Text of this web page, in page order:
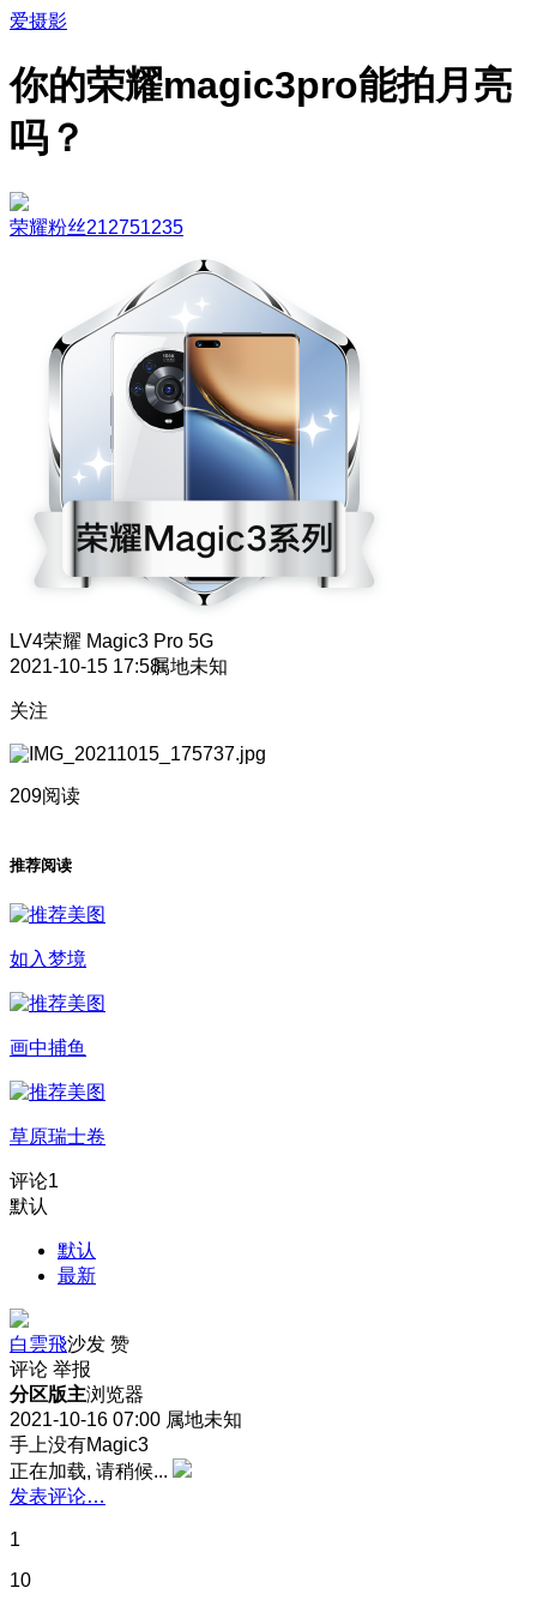
爱摄影
你的荣耀magic3pro能拍月亮
吗？
荣耀粉丝212751235
LV4荣耀 Magic3 Pro 5G
2021-10-15 17:58属地未知
关注
209阅读
推荐阅读
如入梦境
画中捕鱼
草原瑞士卷
评论1
默认
默认
最新
白雲飛沙发 赞
评论 举报
分区版主浏览器
2021-10-16 07:00 属地未知
手上没有Magic3
正在加载, 请稍候...
发表评论…
1
10